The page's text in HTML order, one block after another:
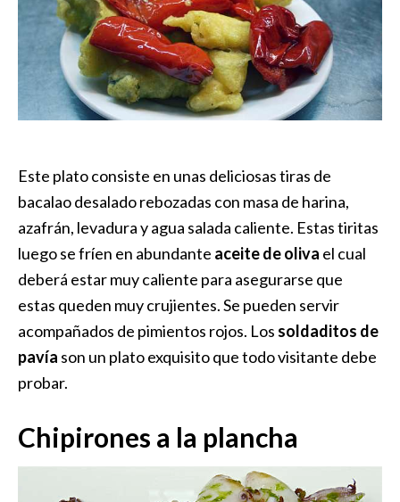
Este plato consiste en unas deliciosas tiras de
bacalao desalado rebozadas con masa de harina,
azafrán, levadura y agua salada caliente. Estas tiritas
luego se fríen en abundante aceite de oliva el cual
deberá estar muy caliente para asegurarse que
estas queden muy crujientes. Se pueden servir
acompañados de pimientos rojos. Los soldaditos de
pavía son un plato exquisito que todo visitante debe
probar.
Chipirones a la plancha